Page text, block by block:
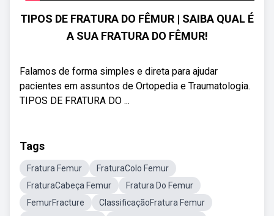
TIPOS DE FRATURA DO FÊMUR | SAIBA QUAL É
A SUA FRATURA DO FÊMUR!
Falamos de forma simples e direta para ajudar
pacientes em assuntos de Ortopedia e Traumatologia.
TIPOS DE FRATURA DO ...
Tags
Fratura Femur
FraturaColo Femur
FraturaCabeça Femur
Fratura Do Femur
FemurFracture
ClassificaçãoFratura Femur